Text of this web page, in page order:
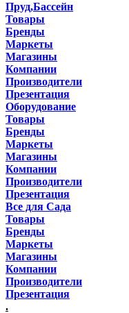
Пруд,Бассейн
Товары
Бренды
Маркеты
Магазины
Компании
Производители
Презентация
Оборудование
Товары
Бренды
Маркеты
Магазины
Компании
Производители
Презентация
Все для Сада
Товары
Бренды
Маркеты
Магазины
Компании
Производители
Презентация
.